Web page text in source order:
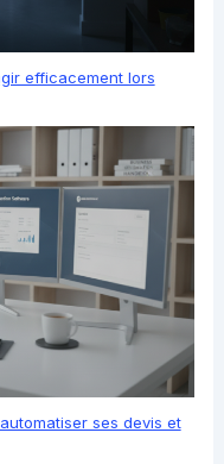
efficacement lors
ses devis et